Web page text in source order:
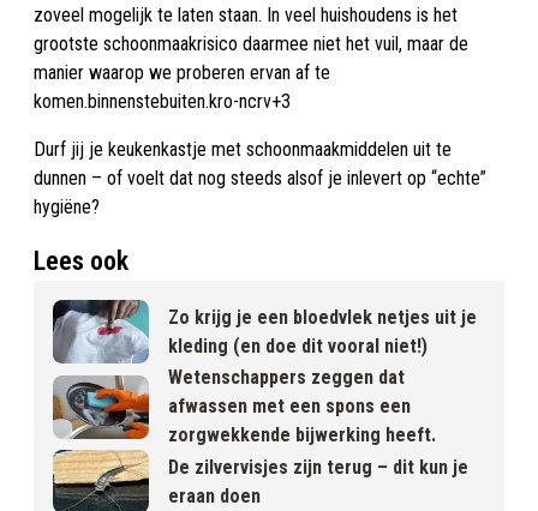
zoveel mogelijk te laten staan. In veel huishoudens is het
grootste schoonmaakrisico daarmee niet het vuil, maar de
manier waarop we proberen ervan af te
komen.binnenstebuiten.kro-ncrv+3
Durf jij je keukenkastje met schoonmaakmiddelen uit te
dunnen – of voelt dat nog steeds alsof je inlevert op “echte”
hygiëne?
Lees ook
Zo krijg je een bloedvlek netjes uit je
kleding (en doe dit vooral niet!)
Wetenschappers zeggen dat
afwassen met een spons een
zorgwekkende bijwerking heeft.
De zilvervisjes zijn terug – dit kun je
eraan doen